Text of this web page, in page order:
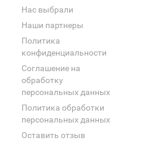
Нас выбрали
Наши партнеры
Политика
конфиденциальности
Соглашение на
обработку
персональных данных
Политика обработки
персональных данных
Оставить отзыв